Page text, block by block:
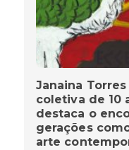
Janaina
coletiva de 10
destaca o
gerações
arte